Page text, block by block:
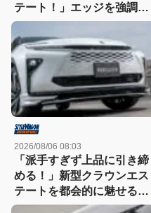
テート！」エッジを強調し
たエアロに22インチホイー
ルで武装
2026/08/06 08:03
「派手すぎず上品に引き締
める！」新型クラウンエス
テートを都会的に魅せる、
モデリスタのディーラーで